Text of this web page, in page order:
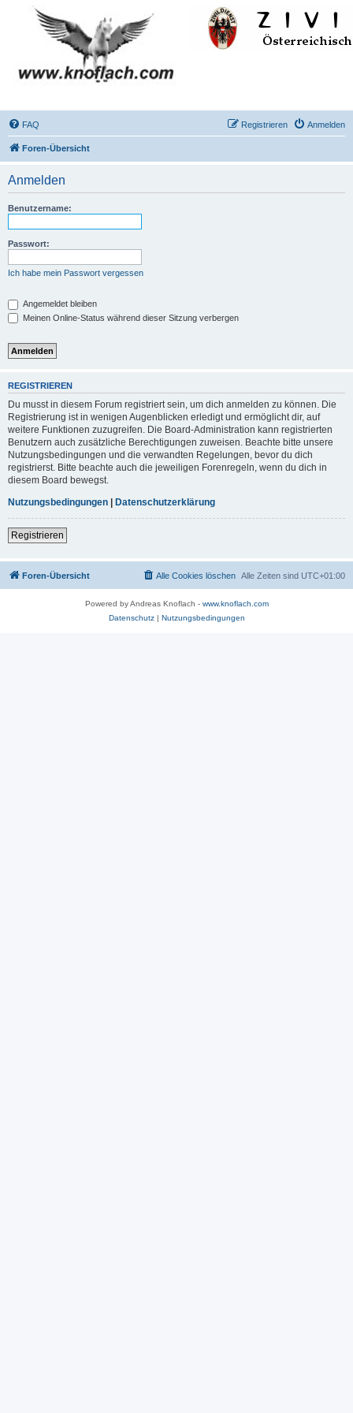
FAQ Anmelden
Registrieren
Foren-Übersicht
Anmelden
Benutzername:
Passwort:
Ich habe mein Passwort vergessen
Angemeldet bleiben
Meinen Online-Status während dieser Sitzung verbergen
REGISTRIEREN
Du musst in diesem Forum registriert sein, um dich anmelden zu können. Die
Registrierung ist in wenigen Augenblicken erledigt und ermöglicht dir, auf
weitere Funktionen zuzugreifen. Die Board-Administration kann registrierten
Benutzern auch zusätzliche Berechtigungen zuweisen. Beachte bitte unsere
Nutzungsbedingungen und die verwandten Regelungen, bevor du dich
registrierst. Bitte beachte auch die jeweiligen Forenregeln, wenn du dich in
diesem Board bewegst.
Nutzungsbedingungen | Datenschutzerklärung
Registrieren
Foren-Übersicht Alle Zeiten sind UTC+01:00
Alle Cookies löschen
Powered by Andreas Knoflach - www.knoflach.com
Datenschutz| Nutzungsbedingungen